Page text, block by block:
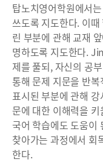
탑노치영어학원에서
쓰도록 지도한다. 이
린 부분에 관해 교재
명하도록 지도한다.
제를 풀되, 자신의 공
통해 문제 지문을 반
표시된 부분에 관해
문에 대한 이해력을
국어 학습에도 도움이
찾아가는 과정에서 회
한다.